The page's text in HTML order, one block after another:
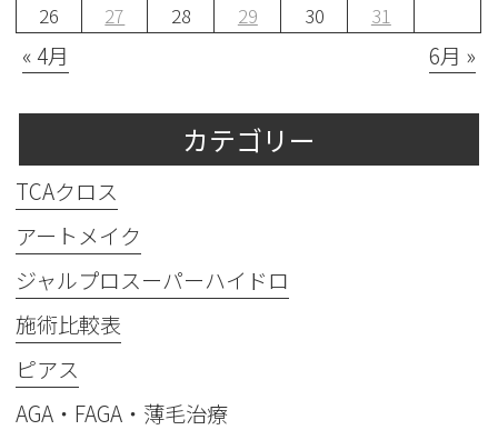
26
27 28 29 30 31
« 4月 6月 »
カテゴリー
TCAクロス
アートメイク
ジャルプロスーパーハイドロ
施術比較表
ピアス
AGA・FAGA・薄毛治療